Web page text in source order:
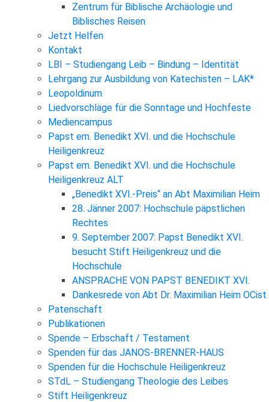
Zentrum für Biblische Archäologie und
Biblisches Reisen
Jetzt Helfen
Kontakt
LBI – Studiengang Leib – Bindung – Identität
Lehrgang zur Ausbildung von Katechisten – LAK*
Leopoldinum
Liedvorschläge für die Sonntage und Hochfeste
Mediencampus
Papst em. Benedikt XVI. und die Hochschule
Heiligenkreuz
Papst em. Benedikt XVI. und die Hochschule
Heiligenkreuz ALT
„Benedikt XVI.-Preis“ an Abt Maximilian Heim
28. Jänner 2007: Hochschule päpstlichen
Rechtes
9. September 2007: Papst Benedikt XVI.
besucht Stift Heiligenkreuz und die
Hochschule
ANSPRACHE VON PAPST BENEDIKT XVI.
Dankesrede von Abt Dr. Maximilian Heim OCist
Patenschaft
Publikationen
Spende – Erbschaft / Testament
Spenden für das JANOS-BRENNER-HAUS
Spenden für die Hochschule Heiligenkreuz
STdL – Studiengang Theologie des Leibes
Stift Heiligenkreuz